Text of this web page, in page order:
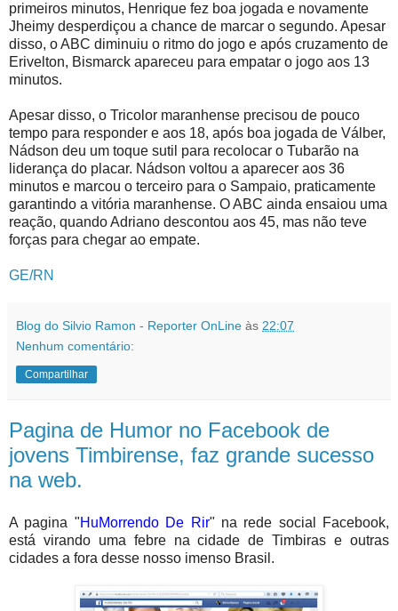
primeiros minutos, Henrique fez boa jogada e novamente
Jheimy desperdiçou a chance de marcar o segundo. Apesar
disso, o ABC diminuiu o ritmo do jogo e após cruzamento de
Erivelton, Bismarck apareceu para empatar o jogo aos 13
minutos.
Apesar disso, o Tricolor maranhense precisou de pouco
tempo para responder e aos 18, após boa jogada de Válber,
Nádson deu um toque sutil para recolocar o Tubarão na
liderança do placar. Nádson voltou a aparecer aos 36
minutos e marcou o terceiro para o Sampaio, praticamente
garantindo a vitória maranhense. O ABC ainda ensaiou uma
reação, quando Adriano descontou aos 45, mas não teve
forças para chegar ao empate.
GE/RN
Blog do Silvio Ramon - Reporter OnLine às 22:07
Nenhum comentário:
Compartilhar
Pagina de Humor no Facebook de
jovens Timbirense, faz grande sucesso
na web.
A pagina "HuMorrendo De Rir" na rede social Facebook,
está virando uma febre na cidade de Timbiras e outras
cidades a fora desse nosso imenso Brasil.